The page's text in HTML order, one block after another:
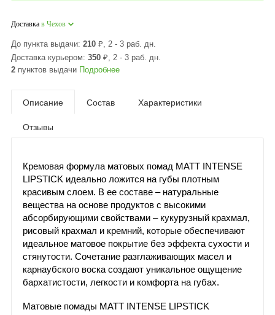
Доставка в Чехов
До пункта выдачи: 210 ₽, 2 - 3 раб. дн.
Доставка курьером: 350 ₽, 2 - 3 раб. дн.
2 пунктов выдачи Подробнее
Описание Состав Характеристики
Отзывы
Кремовая формула матовых помад MATT INTENSE
LIPSTICK идеально ложится на губы плотным
красивым слоем. В ее составе – натуральные
вещества на основе продуктов с высокими
абсорбирующими свойствами – кукурузный крахмал,
рисовый крахмал и кремний, которые обеспечивают
идеальное матовое покрытие без эффекта сухости и
стянутости. Сочетание разглаживающих масел и
карнаубского воска создают уникальное ощущение
бархатистости, легкости и комфорта на губах.
Матовые помады MATT INTENSE LIPSTICK